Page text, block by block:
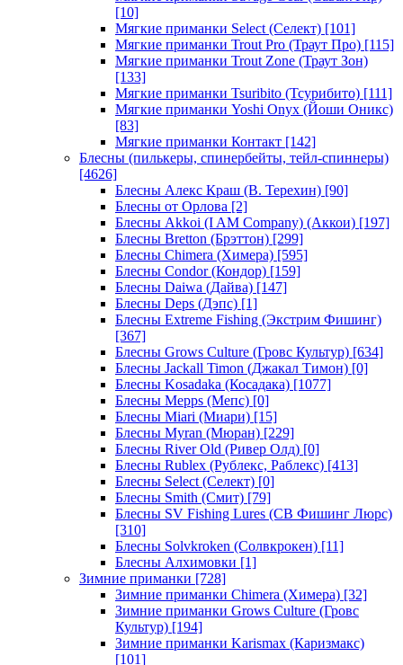
[10]
Мягкие приманки Select (Селект) [101]
Мягкие приманки Trout Pro (Траут Про) [115]
Мягкие приманки Trout Zone (Траут Зон)
[133]
Мягкие приманки Tsuribito (Тсурибито) [111]
Мягкие приманки Yoshi Onyx (Йоши Оникс)
[83]
Мягкие приманки Контакт [142]
Блесны (пилькеры, спинербейты, тейл-спиннеры)
[4626]
Блесны Алекс Краш (В. Терехин) [90]
Блесны от Орлова [2]
Блесны Akkoi (I AM Company) (Аккои) [197]
Блесны Bretton (Брэттон) [299]
Блесны Chimera (Химера) [595]
Блесны Condor (Кондор) [159]
Блесны Daiwa (Дайва) [147]
Блесны Deps (Дэпс) [1]
Блесны Extreme Fishing (Экстрим Фишинг)
[367]
Блесны Grows Culture (Гровс Культур) [634]
Блесны Jackall Timon (Джакал Тимон) [0]
Блесны Kosadaka (Косадака) [1077]
Блесны Mepps (Мепс) [0]
Блесны Miari (Миари) [15]
Блесны Myran (Мюран) [229]
Блесны River Old (Ривер Олд) [0]
Блесны Rublex (Рублекс, Раблекс) [413]
Блесны Select (Селект) [0]
Блесны Smith (Смит) [79]
Блесны SV Fishing Lures (СВ Фишинг Люрс)
[310]
Блесны Solvkroken (Солвкрокен) [11]
Блесны Алхимовки [1]
Зимние приманки [728]
Зимние приманки Chimera (Химера) [32]
Зимние приманки Grows Culture (Гровс
Культур) [194]
Зимние приманки Karismax (Каризмакс)
[101]